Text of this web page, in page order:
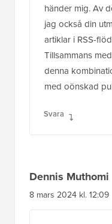
händer mig. Av
jag också din
artiklar i RSS-
Tillsammans
denna
med oönskad
Svara
Dennis Muthomi
8 mars 2024 kl. 12:09